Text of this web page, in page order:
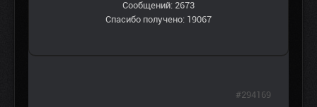
Сообщений: 2673
Спасибо получено: 19067
#294169